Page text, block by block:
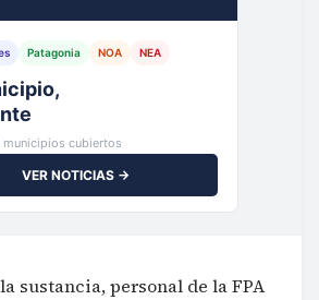
Patagonia NOA NEA
municipios cubiertos
VER NOTICIAS →
sustancia, personal de la FPA